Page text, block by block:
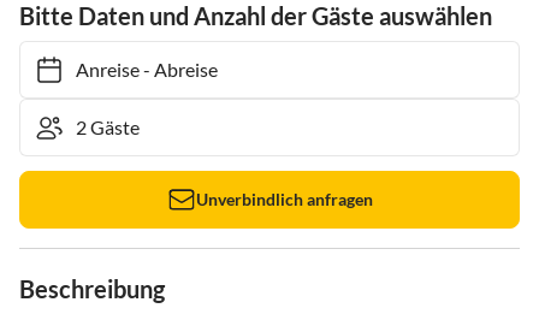
Bitte Daten und Anzahl der Gäste auswählen
Anreise- Abreise
Unverbindlich anfragen
Beschreibung